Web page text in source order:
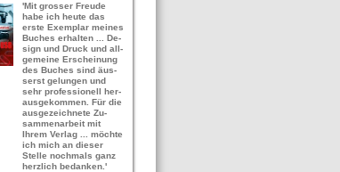
'Mit gros­ser Freu­de
habe ich heute das
erste Ex­em­plar mei­nes
Bu­ches er­hal­ten ... De­
sign und Druck und all­
ge­mei­ne Er­schei­nung
des Bu­ches sind äus­
serst ge­lun­gen und
sehr pro­fes­sio­nell her­
aus­ge­kom­men. Für die
aus­ge­zeich­ne­te Zu­
sam­men­ar­beit mit
Ihrem Ver­lag ... möch­te
ich mich an die­ser
Stel­le noch­mals ganz
herz­lich be­dan­ken.'